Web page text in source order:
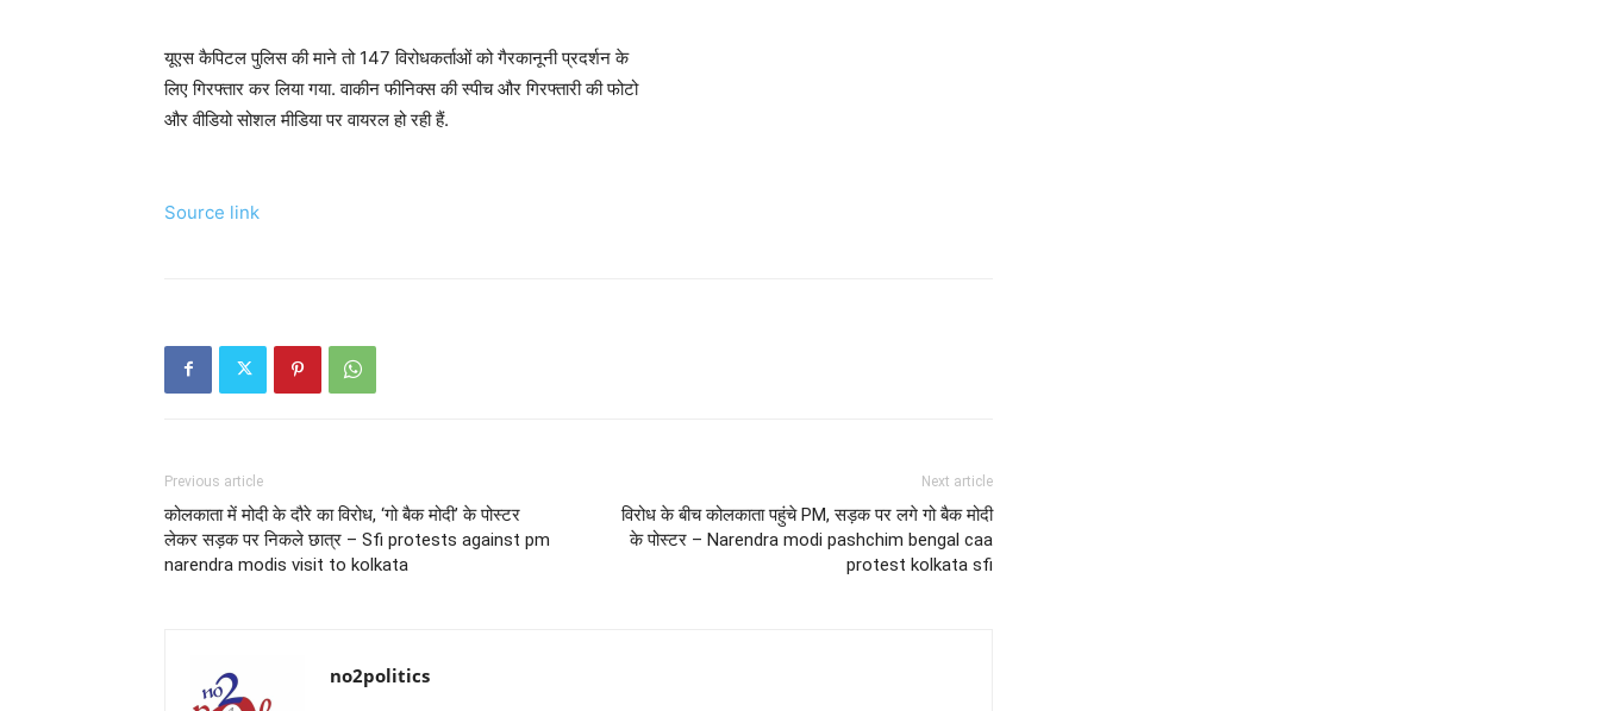
यूएस कैपिटल पुलिस की माने तो 147 विरोधकर्ताओं को गैरकानूनी प्रदर्शन के
लिए गिरफ्तार कर लिया गया. वाकीन फीनिक्स की स्पीच और गिरफ्तारी की फोटो
और वीडियो सोशल मीडिया पर वायरल हो रही हैं.
Source link
Previous article
कोलकाता में मोदी के दौरे का विरोध, ‘गो बैक मोदी’ के पोस्टर
लेकर सड़क पर निकले छात्र – Sfi protests against pm
narendra modis visit to kolkata
Next article
विरोध के बीच कोलकाता पहुंचे PM, सड़क पर लगे गो बैक मोदी
के पोस्टर – Narendra modi pashchim bengal caa
protest kolkata sfi
no2politics